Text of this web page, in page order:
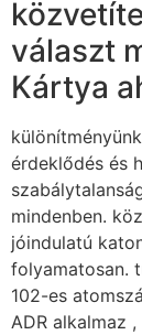
választ
Kártya
érdeklődés és
mindenben.
jóindulatú
folyamatosan.
102-es
ADR alkalmaz